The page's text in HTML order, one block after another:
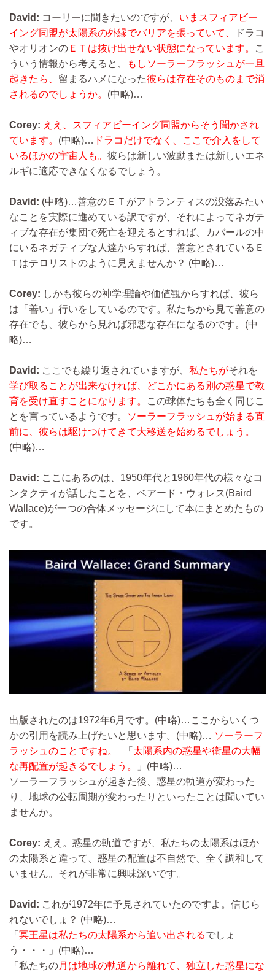
David: コーリーに聞きたいのですが、 いまスフィアビー
イング同盟が太陽系の外縁でバリアを張っていて、
ドラコ
やオリオンの ＥＴは抜け出せない状態になっています。
こ
ういう情報から考えると、
もしソーラーフラッシュが一旦
起きたら、 留まるハメになった彼らは存在そのものまで消
されるのでしょうか。 (中略)…
Corey: ええ、スフィアビーイング同盟からそう聞かされ
ています。 (中略)… ドラコだけでなく、ここで介入をして
いるほかの宇宙人も。 彼らは新しい波動または新しいエネ
ルギに適応できなくなるでしょう。
David: (中略)…善意のＥＴがアトランティスの没落みたい
なことを実際に進めている訳ですが、それによってネガテ
ィブな存在が集団で死亡を迎えるとすれば、カバールの中
にいるネガティブな人達からすれば、善意とされているＥ
Ｔはテロリストのように見えませんか？ (中略)…
Corey: しかも彼らの神学理論や価値観からすれば、彼ら
は「善い」行いをしているのです。私たちから見て善意の
存在でも、彼らから見れば邪悪な存在になるのです。 (中
略)…
David: ここでも繰り返されていますが、 私たちがそれを
学び取ることが出来なければ、どこかにある別の惑星で教
育を受け直すことになります。
この球体たちも全く同じこ
とを言っているようです。
ソーラーフラッシュが始まる直
前に、彼らは駆けつけてきて大移送を始めるでしょう。
(中略)…
David: ここにあるのは、1950年代と1960年代の様々なコ
ンタクティが話したことを、ベアード・ウォレス(Baird
Wallace)が一つの合体メッセージにして本にまとめたもの
です。
出版されたのは1972年6月です。 (中略)… ここからいくつ
かの引用を読み上げたいと思います。 (中略)… ソーラーフ
ラッシュのことですね。
「 太陽系内の惑星や衛星の大幅
な再配置が起きるでしょう。
」 (中略)…
ソーラーフラッシュが起きた後、惑星の軌道が変わった
り、地球の公転周期が変わったりといったことは聞いてい
ませんか。
Corey: ええ。惑星の軌道ですが、私たちの太陽系はほか
の太陽系と違って、惑星の配置は不自然で、全く調和して
いません。それが非常に興味深いです。
David: これが1972年に予見されていたのですよ。信じら
れないでしょ？ (中略)…
「 冥王星は私たちの太陽系から追い出されるでしょ
う・・・」 (中略)…
「私たちの月は地球の軌道から離れて、独立した惑星にな